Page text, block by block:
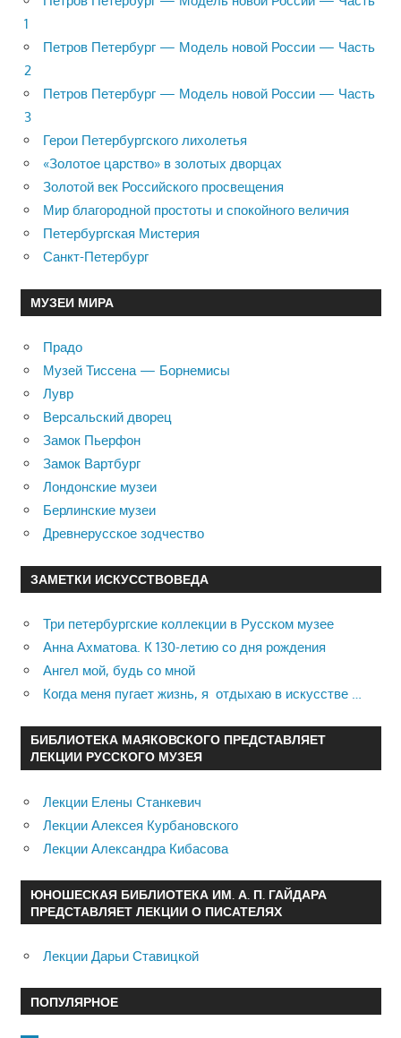
1
Петров Петербург — Модель новой России — Часть
2
Петров Петербург — Модель новой России — Часть
3
Герои Петербургского лихолетья
«Золотое царство» в золотых дворцах
Золотой век Российского просвещения
Мир благородной простоты и спокойного величия
Петербургская Мистерия
Санкт-Петербург
МУЗЕИ МИРА
Прадо
Музей Тиссена — Борнемисы
Лувр
Версальский дворец
Замок Пьерфон
Замок Вартбург
Лондонские музеи
Берлинские музеи
Древнерусское зодчество
ЗАМЕТКИ ИСКУССТВОВЕДА
Три петербургские коллекции в Русском музее
Анна Ахматова. К 130-летию со дня рождения
Ангел мой, будь со мной
Когда меня пугает жизнь, я отдыхаю в искусстве …
БИБЛИОТЕКА МАЯКОВСКОГО ПРЕДСТАВЛЯЕТ
ЛЕКЦИИ РУССКОГО МУЗЕЯ
Лекции Елены Станкевич
Лекции Алексея Курбановского
Лекции Александра Кибасова
ЮНОШЕСКАЯ БИБЛИОТЕКА ИМ. А. П. ГАЙДАРА
ПРЕДСТАВЛЯЕТ ЛЕКЦИИ О ПИСАТЕЛЯХ
Лекции Дарьи Ставицкой
ПОПУЛЯРНОЕ